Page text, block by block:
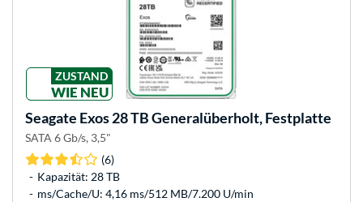
ZUSTAND
WIE NEU
Seagate Exos 28 TB Generalüberholt, Festplatte
SATA 6 Gb/s, 3,5"
(6)
Kapazität: 28 TB
ms/Cache/U: 4,16 ms/512 MB/7.200 U/min